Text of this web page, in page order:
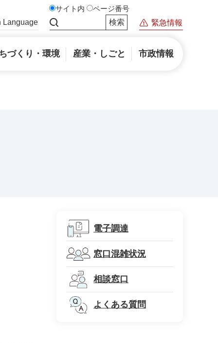
Language
サイト内 ページ番号
緊急情報
づくり・環境 産業・しごと 市政情報
電子調達
窓口混雑状況
相談窓口
よくある質問